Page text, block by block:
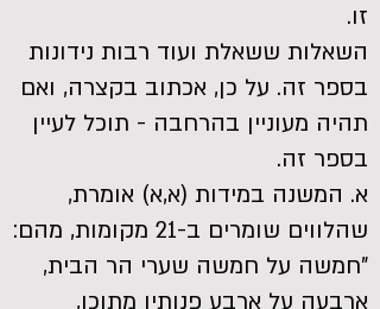
זו.
השאלות ששאלת ועוד רבות נידונות
בספר זה. על כן, אכתוב בקצרה, ואם
תהיה מעוניין בהרחבה - תוכל לעיין
בספר זה.
א. המשנה במידות (א,א) אומרת,
שהלווים שומרים ב-21 מקומות, מהם:
"חמשה על חמשה שערי הר הבית,
ארבעה על ארבע פנותיו מתוכו,